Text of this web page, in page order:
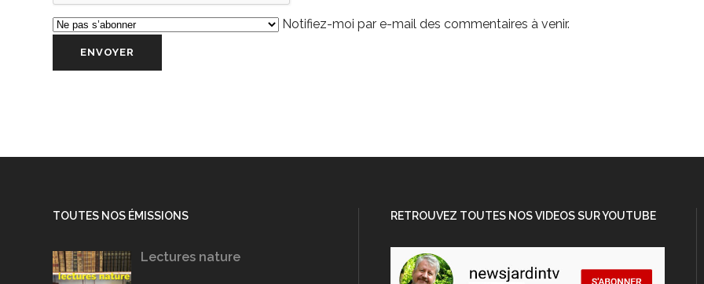
Notifiez-moi par e-mail des commentaires à venir.
TOUTES NOS ÉMISSIONS
Lectures nature
RETROUVEZ TOUTES NOS VIDEOS SUR YOUTUBE